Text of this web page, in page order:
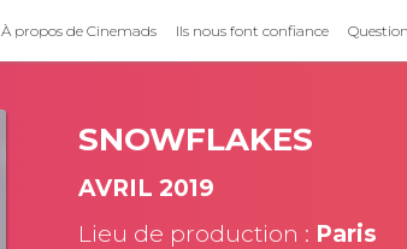
À propos de Cinemads Ils nous font confiance
SNOWFLAKES
AVRIL 2019
Lieu de production : Paris